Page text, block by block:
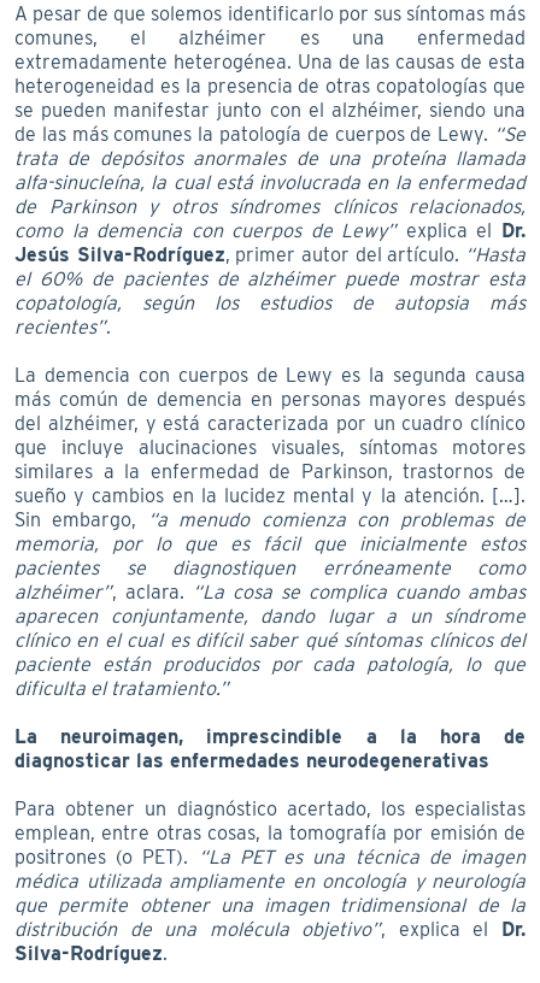
A pesar de que solemos identificarlo por sus síntomas más
comunes, el alzhéimer es una enfermedad
extremadamente heterogénea. Una de las causas de esta
heterogeneidad es la presencia de otras copatologías que
se pueden manifestar junto con el alzhéimer, siendo una
de las más comunes la patología de cuerpos de Lewy. “Se
trata de depósitos anormales de una proteína llamada
alfa-sinucleína, la cual está involucrada en la enfermedad
de Parkinson y otros síndromes clínicos relacionados,
como la demencia con cuerpos de Lewy”explica el Dr.
Jesús Silva-Rodríguez, primer autor del artículo. “Hasta
el 60% de pacientes de alzhéimer puede mostrar esta
copatología, según los estudios de autopsia más
recientes”.
La demencia con cuerpos de Lewy es la segunda causa
más común de demencia en personas mayores después
del alzhéimer, y está caracterizada por un cuadro clínico
que incluye alucinaciones visuales, síntomas motores
similares a la enfermedad de Parkinson, trastornos de
sueño y cambios en la lucidez mental y la atención. […].
Sin embargo, “a menudo comienza con problemas de
memoria, por lo que es fácil que inicialmente estos
pacientes se diagnostiquen erróneamente como
alzhéimer”, aclara. “La cosa se complica cuando ambas
aparecen conjuntamente, dando lugar a un síndrome
clínico en el cual es difícil saber qué síntomas clínicos del
paciente están producidos por cada patología, lo que
dificulta el tratamiento.”
La neuroimagen, imprescindible a la hora de
diagnosticar las enfermedades neurodegenerativas
Para obtener un diagnóstico acertado, los especialistas
emplean, entre otras cosas, la tomografía por emisión de
positrones (o PET). “La PET es una técnica de imagen
médica utilizada ampliamente en oncología y neurología
que permite obtener una imagen tridimensional de la
distribución de una molécula objetivo”, explica el Dr.
Silva-Rodríguez.